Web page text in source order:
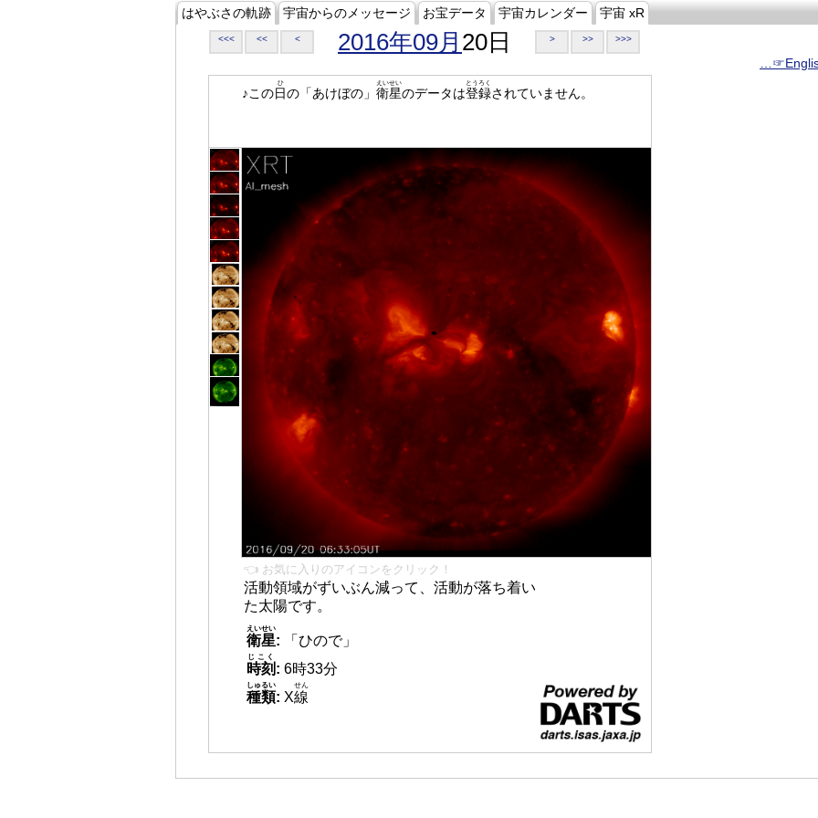
はやぶさの軌跡 宇宙からのメッセージ お宝データ 宇宙カレンダー 宇宙 xR
<<< << < 2016年09月 20日 > >> >>>
♪この日
ひ
の「あけぼの」 衛星
えいせい
のデータは登録
とうろく
されていません。
👈 お気に入りのアイコンをクリック！
活動領域がずいぶん減って、活動が落ち着い
た太陽です。
衛星
えいせい
:
「ひので」
時刻
じこく
: 6時33分
種類
しゅるい
: X線
せん